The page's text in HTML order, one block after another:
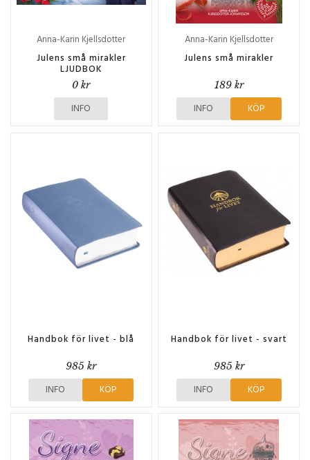
Anna-Karin Kjellsdotter
Johansson
Julens små mirakler
LJUDBOK
0 kr
INFO
Anna-Karin Kjellsdotter
Johansson
Julens små mirakler
189 kr
INFO KÖP
Handbok för livet - blå
985 kr
INFO KÖP
Handbok för livet - svart
985 kr
INFO KÖP